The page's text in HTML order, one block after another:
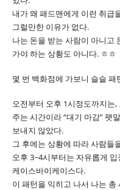
내가 왜 패드맨에게 이런 취급
그럴만한 이유가 없다.
나는 돈을 받는 사람이 아니고
가야 하는 상황도 아니다. ㅎㅎ
몇 번 백화점에 가보니 슬슬 패
오전부터 오후 1시정도까지는
주는 시간이라 “대기 마감” 팻
보내지 않았다.
그 후에는 상황에 따라 사람들
오후 3~4시부터는 자유롭게
케이스바이케이스다.
이 패턴을 익히고 나서 나는